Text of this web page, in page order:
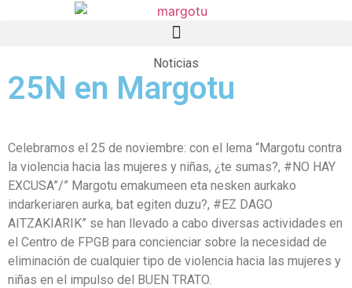
Noticias
25N en Margotu
Celebramos el 25 de noviembre: con el lema “Margotu contra
la violencia hacia las mujeres y niñas, ¿te sumas?, #NO HAY
EXCUSA”/” Margotu emakumeen eta nesken aurkako
indarkeriaren aurka, bat egiten duzu?, #EZ DAGO
AITZAKIARIK” se han llevado a cabo diversas actividades en
el Centro de FPGB para concienciar sobre la necesidad de
eliminación de cualquier tipo de violencia hacia las mujeres y
niñas en el impulso del BUEN TRATO.